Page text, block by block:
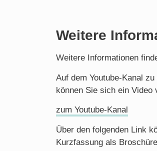
Weitere
Weitere Informationen
Auf dem Youtube-Kanal
können Sie sich ein Video
zum Youtube-Kanal
Über den folgenden Link
Kurzfassung als